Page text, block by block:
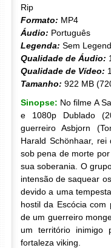
Rip
Formato: MP4
Áudio: Português
Legenda: Sem
Qualidade de Áudio:
Qualidade de Vídeo:
Tamanho: 922 MB
Sinopse: No filme A
e 1080p Dublado
guerreiro Asbjorn
Harald Schönhaar,
sob pena de morte
sua soberania. O
intensão de saquear
devido a uma
hostil da Escócia com
de um guerreiro
um território inimigo
fortaleza viking.